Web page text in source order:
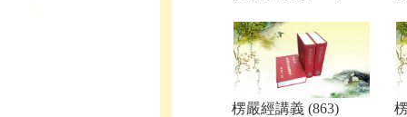
楞嚴經講義 (863)